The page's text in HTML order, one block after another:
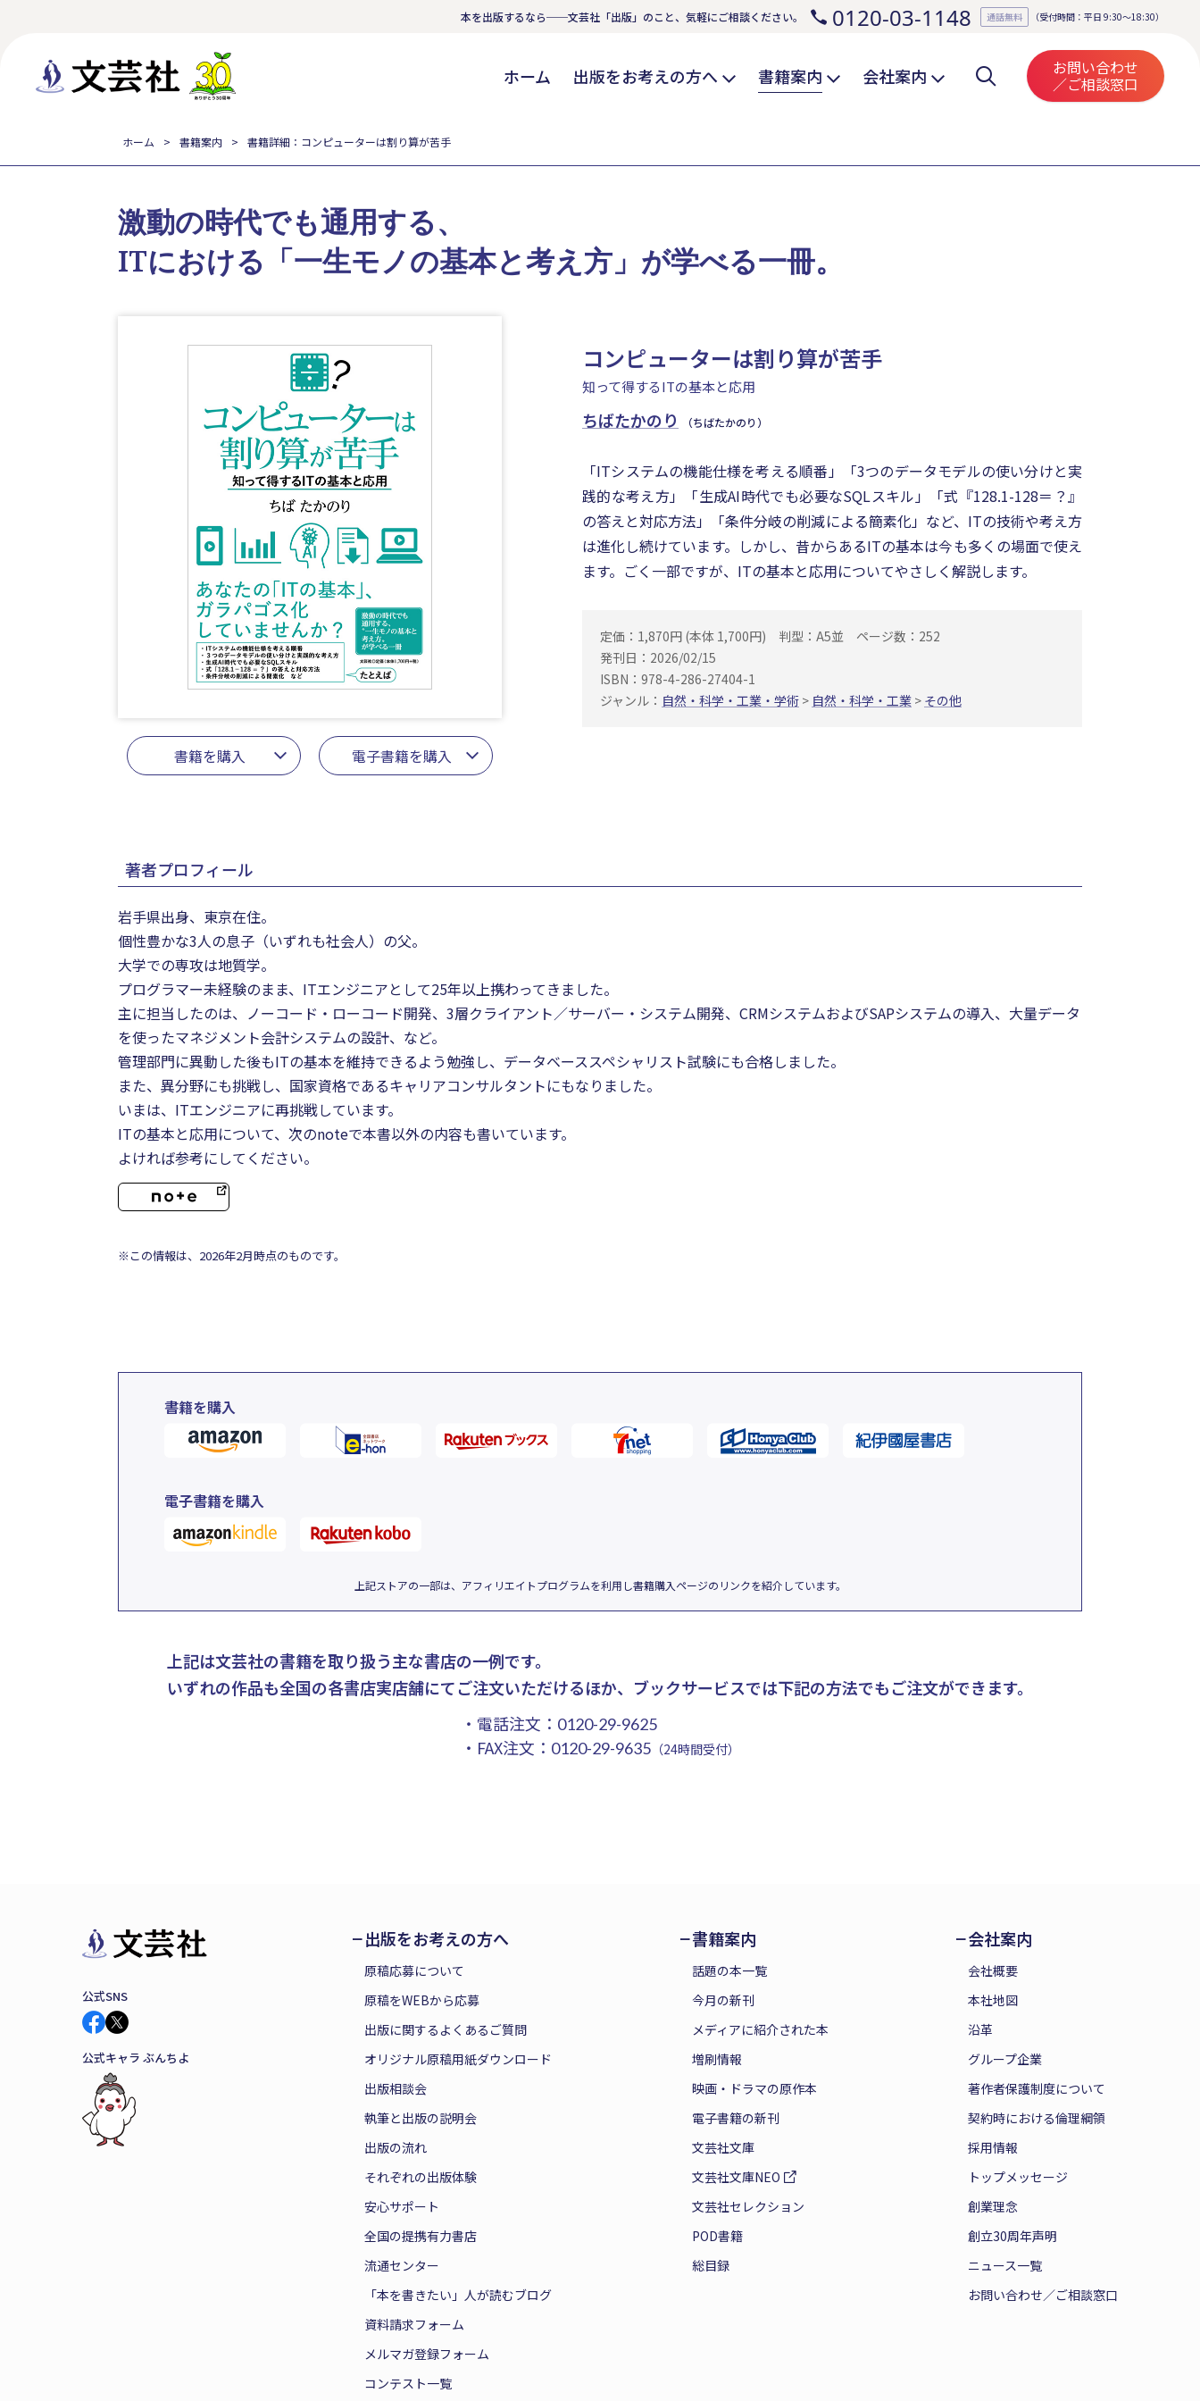
本を出版するなら──文芸社「出版」のこと、気軽にご相談ください。 0120-03-1148 通話無料 （受付時間：平日 9:30～18:30）
ホーム 出版をお考えの方へ 書籍案内 会社案内 お問い合わせ
／ご相談窓口
ホーム 書籍案内 書籍詳細：コンピューターは割り算が苦手
コンピューターは割り算が苦手
知って得するITの基本と応用
ちばたかのり （ちばたかのり）
書籍を購入 電子書籍を購入
激動の時代でも通用する、
ITにおける「一生モノの基本と考え方」が学べる一冊。
「ITシステムの機能仕様を考える順番」「3つのデータモデルの使い分けと実
践的な考え方」「生成AI時代でも必要なSQLスキル」「式『128.1-128＝？』
の答えと対応方法」「条件分岐の削減による簡素化」など、ITの技術や考え方
は進化し続けています。しかし、昔からあるITの基本は今も多くの場面で使え
ます。ごく一部ですが、ITの基本と応用についてやさしく解説します。
定価：1,870円 (本体 1,700円) 判型：A5並
ページ数：252
発刊日：2026/02/15
ISBN：978-4-286-27404-1
ジャンル： 自然・科学・工業・学術 > 自然・科学・工業 > その他
著者プロフィール
岩手県出身、東京在住。
個性豊かな3人の息子（いずれも社会人）の父。
大学での専攻は地質学。
プログラマー未経験のまま、ITエンジニアとして25年以上携わってきました。
主に担当したのは、ノーコード・ローコード開発、3層クライアント／サーバー・システム開発、CRMシステムおよびSAPシステムの導入、大量データ
を使ったマネジメント会計システムの設計、など。
管理部門に異動した後もITの基本を維持できるよう勉強し、データベーススペシャリスト試験にも合格しました。
また、異分野にも挑戦し、国家資格であるキャリアコンサルタントにもなりました。
いまは、ITエンジニアに再挑戦しています。
ITの基本と応用について、次のnoteで本書以外の内容も書いています。
よければ参考にしてください。
※この情報は、2026年2月時点のものです。
書籍を購入
電子書籍を購入
上記ストアの一部は、アフィリエイトプログラムを利用し書籍購入ページのリンクを紹介しています。
上記は文芸社の書籍を取り扱う主な書店の一例です。
いずれの作品も全国の各書店実店舗にてご注文いただけるほか、ブックサービスでは下記の方法でもご注文ができます。
・電話注文： 0120-29-9625
・FAX注文： 0120-29-9635（24時間受付）
公式SNS
公式キャラ ぶんちよ
出版をお考えの方へ
原稿応募について
原稿をWEBから応募
出版に関するよくあるご質問
オリジナル原稿用紙ダウンロード
出版相談会
執筆と出版の説明会
出版の流れ
それぞれの出版体験
安心サポート
全国の提携有力書店
流通センター
「本を書きたい」人が読むブログ
資料請求フォーム
メルマガ登録フォーム
コンテスト一覧
書籍案内
話題の本一覧
今月の新刊
メディアに紹介された本
増刷情報
映画・ドラマの原作本
電子書籍の新刊
文芸社文庫
文芸社文庫NEO
文芸社セレクション
POD書籍
総目録
会社案内
会社概要
本社地図
沿革
グループ企業
著作者保護制度について
契約時における倫理綱領
採用情報
トップメッセージ
創業理念
創立30周年声明
ニュース一覧
お問い合わせ／ご相談窓口